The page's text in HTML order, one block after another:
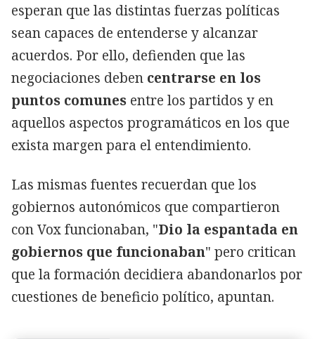
esperan que las distintas fuerzas políticas
sean capaces de entenderse y alcanzar
acuerdos. Por ello, defienden que las
negociaciones deben centrarse en los
puntos comunes entre los partidos y en
aquellos aspectos programáticos en los que
exista margen para el entendimiento.
Las mismas fuentes recuerdan que los
gobiernos autonómicos que compartieron
con Vox funcionaban, "Dio la espantada en
gobiernos que funcionaban" pero critican
que la formación decidiera abandonarlos por
cuestiones de beneficio político, apuntan.